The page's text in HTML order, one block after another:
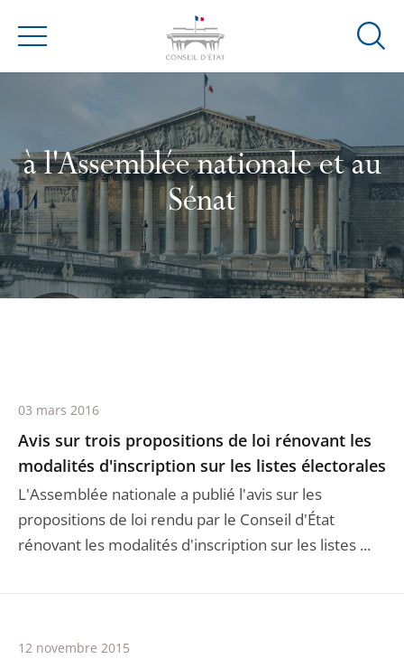
Menu
Ouvrir
à l'Assemblée nationale et au
Sénat
Avis sur trois propositions de loi rénovant les
modalités d'inscription sur les listes électorales
L'Assemblée nationale a publié l'avis sur les
propositions de loi rendu par le Conseil d'État
rénovant les modalités d'inscription sur les listes ...
03 mars 2016
12 novembre 2015